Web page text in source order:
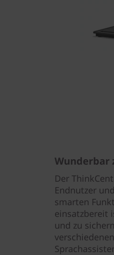
Wunderbar
Der
Endnutzer
smarten
einsatzbereit
und zu